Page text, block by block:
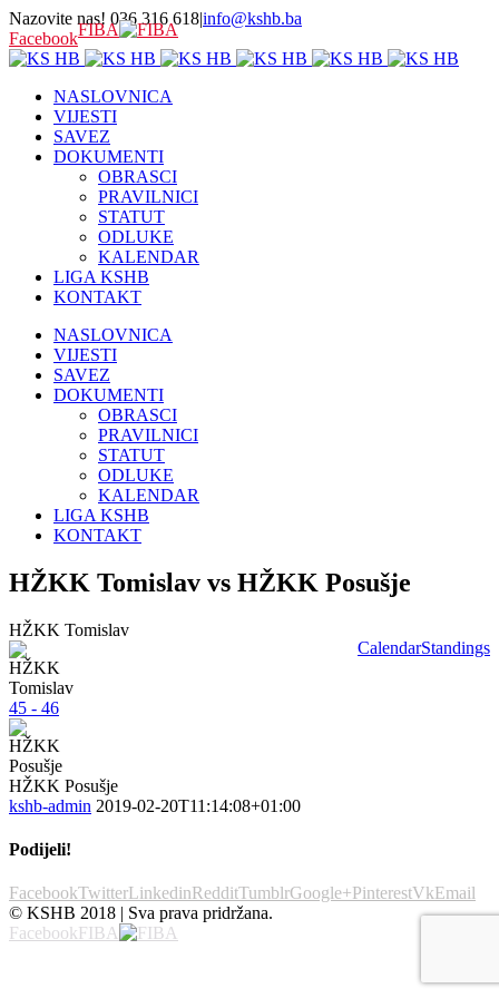
Nazovite nas! 036 316 618|info@kshb.ba
FacebookFIBA
NASLOVNICA
VIJESTI
SAVEZ
DOKUMENTI
OBRASCI
PRAVILNICI
STATUT
ODLUKE
KALENDAR
LIGA KSHB
KONTAKT
NASLOVNICA
VIJESTI
SAVEZ
DOKUMENTI
OBRASCI
PRAVILNICI
STATUT
ODLUKE
KALENDAR
LIGA KSHB
KONTAKT
HŽKK Tomislav vs HŽKK Posušje
CalendarStandings
HŽKK Tomislav
45 - 46
HŽKK Posušje
kshb-admin 2019-02-20T11:14:08+01:00
Podijeli!
FacebookTwitterLinkedinRedditTumblrGoogle+PinterestVkEmail
© KSHB 2018 | Sva prava pridržana.
FacebookFIBA